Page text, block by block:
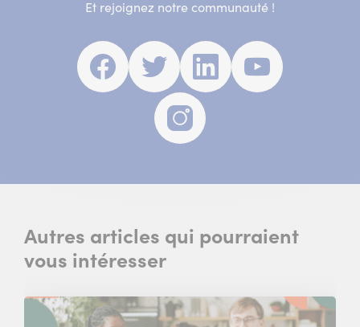
Et rejoignez notre communauté !
Facebook
(nouvelle
fenêtre)
Twitter
(nouvelle
fenêtre)
Linkedin
(nouvelle
fenêtre)
Youtube
fenêtre)
Instagram
(nouvelle
fenêtre)
Autres articles qui pourraient
vous intéresser